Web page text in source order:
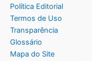
Política Editorial
Termos de Uso
Transparência
Glossário
Mapa do Site